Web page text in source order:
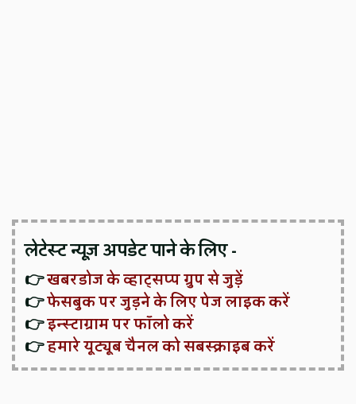
लेटेस्ट न्यूज़ अपडेट पाने के लिए -
👉खबरडोज के व्हाट्सप्प ग्रुप से जुड़ें
👉फेसबुक पर जुड़ने के लिए पेज लाइक करें
👉इन्स्टाग्राम पर फॉलो करें
👉हमारे यूट्यूब चैनल को सबस्क्राइब करें